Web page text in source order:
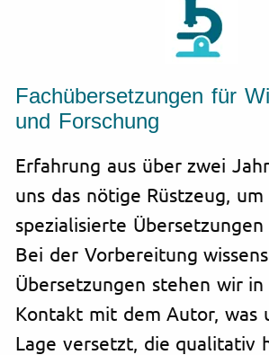
Fachübersetzungen für
und Forschung
Erfahrung aus über zwei
uns das nötige Rüstzeug,
spezialisierte
Bei der Vorbereitung
Übersetzungen stehen wir in
Kontakt mit dem Autor, was
Lage versetzt, die qualitativ